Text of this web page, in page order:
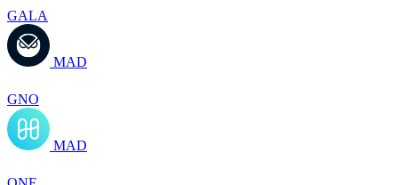
GALA
MAD
GNO
MAD